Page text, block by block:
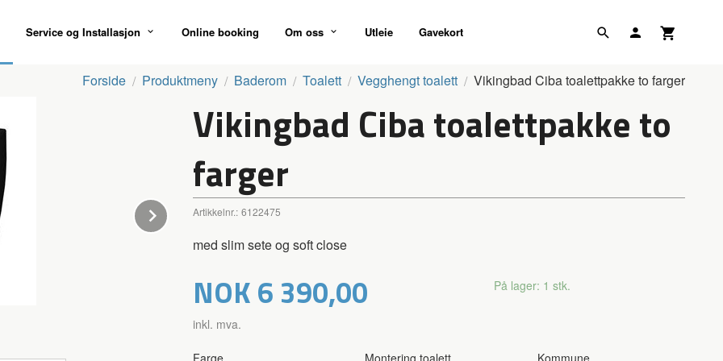
Service og Installasjon Online booking Om oss Utleie Gavekort
Forside Produktmeny Baderom Toalett Vegghengt toalett Vikingbad Ciba toalettpakke to farger
Next
Vikingbad Ciba toalettpakke to
farger
Artikkelnr.: 6122475
med slim sete og soft close
Pris
NOK6 390,00
inkl. mva.
På lager: 1 stk.